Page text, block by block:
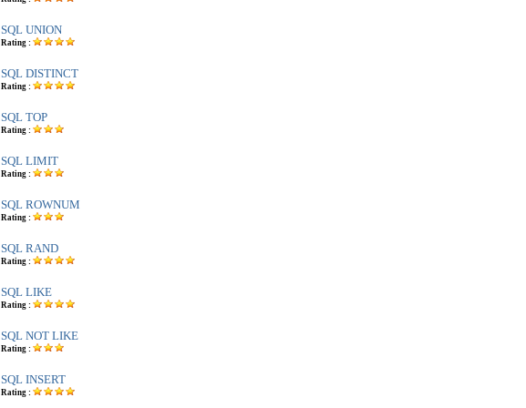
SQL UNION
Rating :
SQL DISTINCT
Rating :
SQL TOP
Rating :
SQL LIMIT
Rating :
SQL ROWNUM
Rating :
SQL RAND
Rating :
SQL LIKE
Rating :
SQL NOT LIKE
Rating :
SQL INSERT
Rating :